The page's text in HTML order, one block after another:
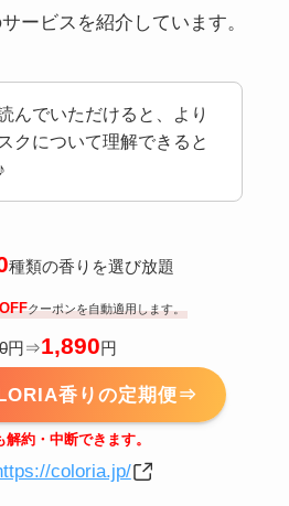
ービスを紹介しています。
んでいただけると、より
クについて理解できると
種類の香りを選び放題
OFFクーポンを自動適用します。
円⇒1,890円
香りの定期便⇒
解約・中断できます。
coloria.jp/